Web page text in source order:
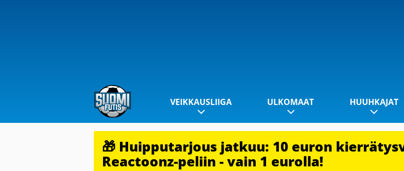
VEIKKAUSLIIGA ULKOMAAT HUUHKAJAT
🎁 Huipputarjous jatkuu: 10 euron
Reactoonz-peliin - vain 1 eurolla!